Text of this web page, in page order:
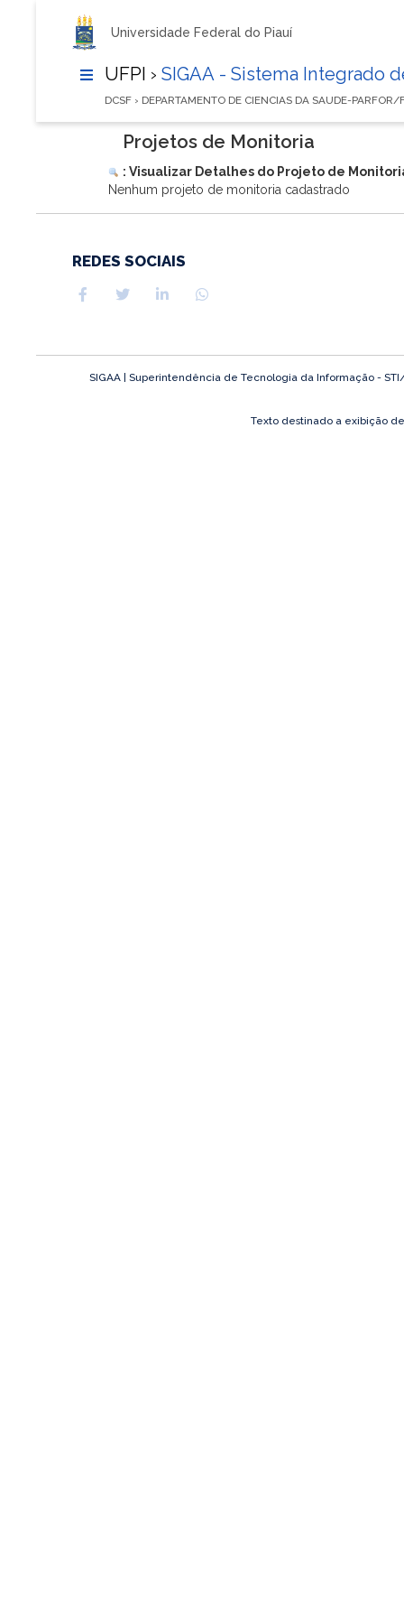
Universidade Federal do Piauí
UFPI › SIGAA - Sistema Integrado
DCSF › DEPARTAMENTO DE CIENCIAS DA SAUDE-
Projetos de Monitoria
: Visualizar Detalhes do Projeto de
Nenhum projeto de monitoria cadastrado
REDES SOCIAIS
SIGAA | Superintendência de Tecnologia da Informação -
Texto destinado a exibição